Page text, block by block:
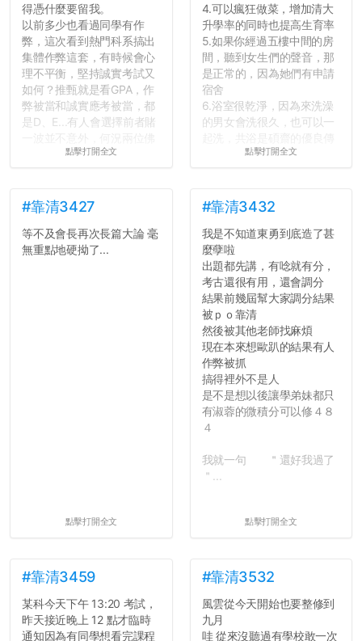
得憑什麼要留我。
以前多少也看過同學有作
弊，這次看到熱門科系搞出
集體作弊這套，有時候會心
理不平衡，堅持誠實考試又
如何？推甄就是看GPA，作
弊被當和誠實應考被當，都
是D、E...有人會選擇前者賭
心教授看起來要輕輕放下
長作弊的風氣。
反正老人我明天就要搬離新
竹，之後如何發展與我無
點擊打開全文
4.可以瘋狂做菜，增加清大
升學率的同時也提高生育率
5.如果你經過五樓中間的房
間，聽到女生們的聲音，那
是正常的，因為她們有申請
宿舍
6.浴室很乾淨，因為來洗澡
的男女會洗很久，也可以一
舍房間，都歡迎留言讓我知
道...
點擊打開全文
#靠清3427
等不及會長再次長篇大論 毫
無重點地硬拗了...
點擊打開全文
#靠清3432
我是不知道東勇到底造了甚
麼孽啦
出題都先講，有唸就有分，
考古還很有用，還會調分
結果前幾屆幫大家調分結果
被ｐｏ靠清
然後被其他老師找麻煩
現在本來想歐趴的結果有人
作弊被抓
搞得裡外不是人
是不是想以後讓學弟妹都只
有淑蓉的微積分可以修４８
４
我就一句 ＂還好我過了
＂...
點擊打開全文
#靠清3459
某科今天下午 13:20 考試，
昨天接近晚上 12 點才臨時
通知因為有同學想看完課程
#靠清3532
風雲從今天開始也要整修到
九月
哇 從來沒聽過有學校敢一次